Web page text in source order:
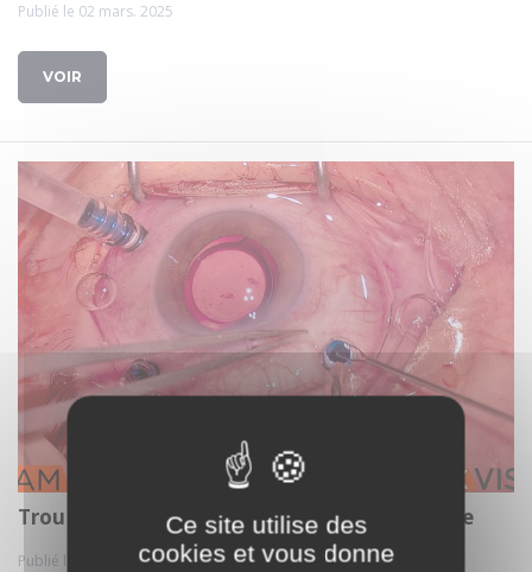
Publié le 02 mars. 2025
VOIR
Trou maculaire patch membrane amniotique
Publié le 02 mars. 2025
Ce site utilise des
cookies et vous donne